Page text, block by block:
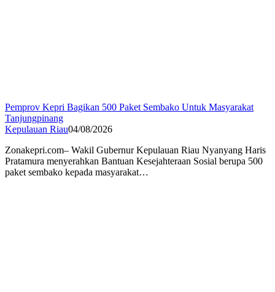
Pemprov Kepri Bagikan 500 Paket Sembako Untuk Masyarakat
Tanjungpinang
Kepulauan Riau04/08/2026
Zonakepri.com– Wakil Gubernur Kepulauan Riau Nyanyang Haris
Pratamura menyerahkan Bantuan Kesejahteraan Sosial berupa 500
paket sembako kepada masyarakat…